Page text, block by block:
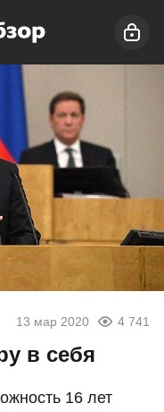
13 мар 2020 4 741
в себя
16 лет